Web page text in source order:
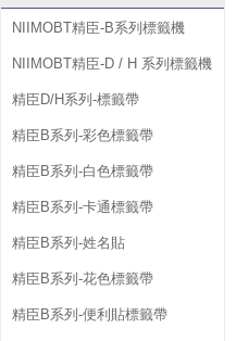
NIIMOBT精臣-B系列標籤機
NIIMOBT精臣-D / H 系列標籤機
精臣D/H系列-標籤帶
精臣B系列-彩色標籤帶
精臣B系列-白色標籤帶
精臣B系列-卡通標籤帶
精臣B系列-姓名貼
精臣B系列-花色標籤帶
精臣B系列-便利貼標籤帶